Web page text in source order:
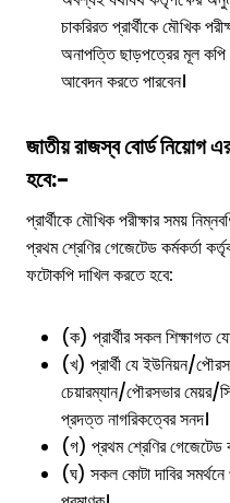
চাকরিরত প্রার্থীকে মৌখিক
অনাপত্তি ছাড়পত্রের মূল কপি
আবেদন করতে পারবেন।
জাতীয় রাজস্ব বোর্ডনিয়োগ
হবে:-
প্রার্থীকে মৌখিক পরীক্ষার সময়
প্রথম শ্রেণির গেজেটেড কর্মকর্তা
ফটোকপি দাখিল করতে হবে:
(ক) প্রার্থীর সকল শিক্ষাগত
(খ) প্রার্থী যে ইউনিয়ন/
চেয়ারম্যান/পৌরসভার মেয়র/
প্রদত্ত নাগরিকত্বের সনদ।
(গ) প্রথম শ্রেণির গেজেটেড
(ঘ) সকল কোটা দাবির